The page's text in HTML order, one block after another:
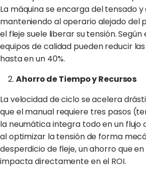
La máquina se encarga del tensado y
manteniendo al operario alejado del
el fleje suele liberar su tensión.
equipos de calidad pueden reducir
hasta en un 40%.
Ahorro de Tiempo y Recursos
La velocidad de ciclo se acelera
que el manual requiere tres pasos
la neumática integra todo en un flujo
al optimizar la tensión de forma
desperdicio de fleje, un ahorro que
impacta directamente en el ROI.